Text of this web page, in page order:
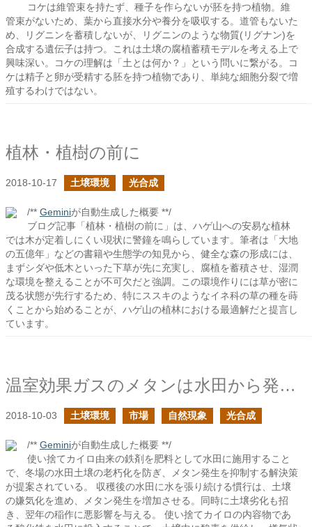
コケは維管束を持たず、種子を作らないが胚を持つ植物。維
管束がないため、葉から直接水分や養分を吸収する。道管もないた
め、リグニンを蓄積しないが、リグニンのような物質(リグナン)を
合成する遺伝子は持つ。これは土壌の腐植蓄積モデルを考える上で
興味深い。コケの理解は「土とは何か？」という問いに繋がる。コ
ケは精子と卵が受精する胚を持つ植物であり、単純な細胞分裂で増
殖するわけではない。
植林・植樹の前に
2018-10-17 土壌環境 光合成
/** Geminiが自動生成した概要 **/
ブログ記事「植林・植樹の前に」は、ハゲ山への安易な植林
では木が定着しにくい現状に警鐘を鳴らしています。筆者は「大地
の五億年」などの書籍や生態学の知見から、健全な森の形成には、
まずシダや低木といった下草が先に充実し、腐植を蓄積させ、湿潤
な環境を整えることが不可欠だと強調。この環境作りには草が密に
茂る状態が先行するため、特にススキのようなイネ科の草の種を蒔
くことから始めることが、ハゲ山の植林における最適解だと提言し
ています。
温室効果ガスのメタンは水田から発生する
2018-10-03 土壌環境 市場 自然現象 光合成
/** Geminiが自動生成した概要 **/
使い捨てカイロ由来の鉄剤を肥料として水田に施用すること
で、冬場の水田土壌の老朽化を防ぎ、メタン発生を抑制する解決策
が提案されている。 収穫後の水田に水を張り続ける慣行は、土壌
の嫌気化を進め、メタン発生を増加させる。同時に土壌劣化も招
き、翌年の稲作に悪影響を与える。 使い捨てカイロの内容物であ